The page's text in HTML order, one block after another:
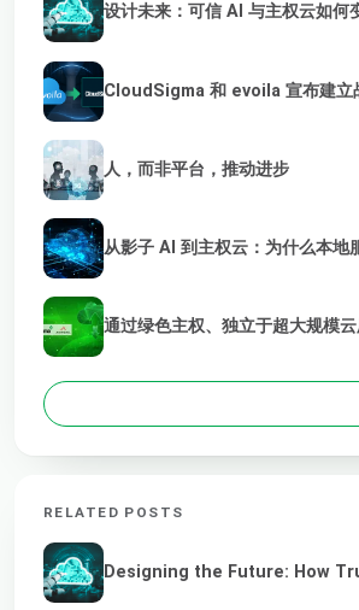
设计未来：可信 AI 与主权云如何
CloudSigma 和 evoila 宣布建立
人，而非平台，推动进步
从影子 AI 到主权云：为什么本地
通过绿色主权、独立于超大规模
RELATED POSTS
Designing the Future: How